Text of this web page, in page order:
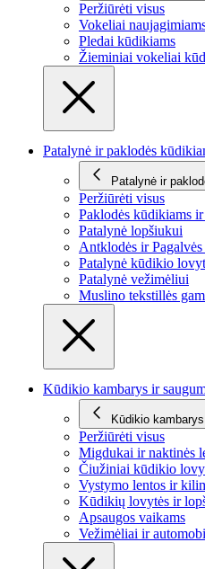
Peržiūrėti visus
Vokeliai
Pledai kūdikiams
Žieminiai vokeliai
Patalynė ir paklodės
Patalynė ir
Peržiūrėti visus
Paklodės kūdikiams
Patalynė lopšiukui
Antklodės ir
Patalynė kūdikio
Patalynė vežimėliui
Muslino tekstillės
Kūdikio kambarys ir
Kūdikio
Peržiūrėti visus
Migdukai ir naktinės
Čiužiniai kūdikio
Vystymo lentos ir
Kūdikių lovytės ir
Apsaugos vaikams
Vežimėliai ir